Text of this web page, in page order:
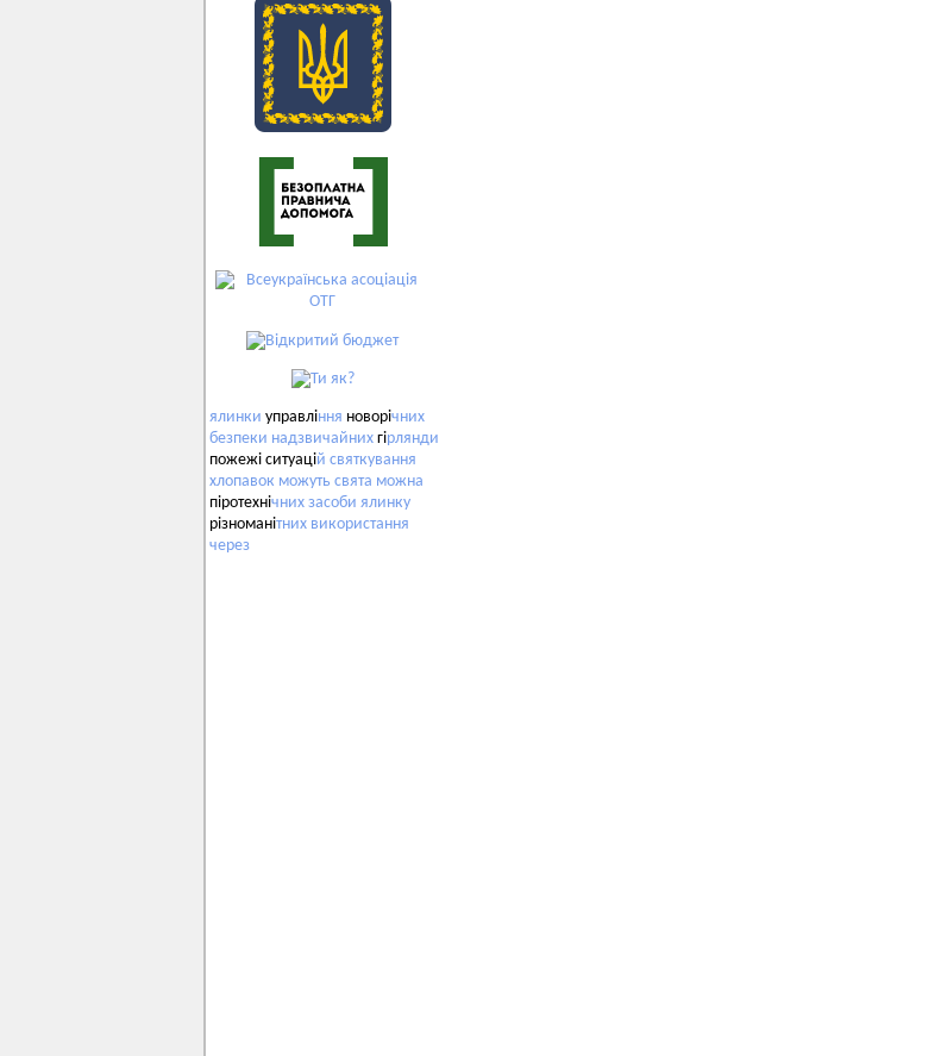
ялинки управління новорічних
безпеки надзвичайних гірлянди
пожежі ситуацій святкування
хлопавок можуть свята можна
піротехнічних засоби ялинку
різноманітних використання
через